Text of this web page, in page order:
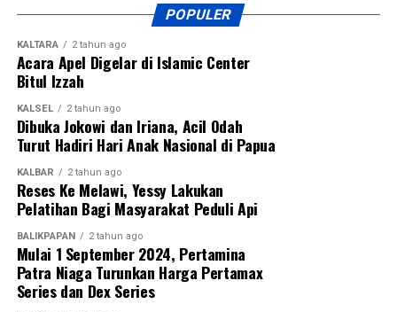
POPULER
KALTARA 2 tahun ago
Acara Apel Digelar di Islamic Center
Bitul Izzah
KALSEL 2 tahun ago
Dibuka Jokowi dan Iriana, Acil Odah
Turut Hadiri Hari Anak Nasional di Papua
KALBAR 2 tahun ago
Reses Ke Melawi, Yessy Lakukan
Pelatihan Bagi Masyarakat Peduli Api
BALIKPAPAN 2 tahun ago
Mulai 1 September 2024, Pertamina
Patra Niaga Turunkan Harga Pertamax
Series dan Dex Series